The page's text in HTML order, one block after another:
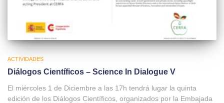
ACTIVIDADES
Diálogos Científicos – Science In Dialogue V
El miércoles 1 de Diciembre a las 17h tendrá lugar la quinta
edición de los Diálogos Científicos, organizados por la Embajada